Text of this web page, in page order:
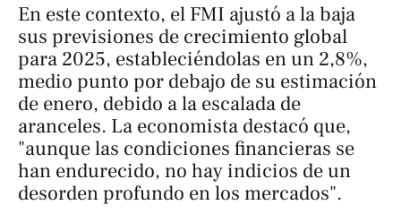
En este contexto, el FMI ajustó a la baja
sus previsiones de crecimiento global
para 2025, estableciéndolas en un 2,8%,
medio punto por debajo de su estimación
de enero, debido a la escalada de
aranceles. La economista destacó que,
"aunque las condiciones financieras se
han endurecido, no hay indicios de un
desorden profundo en los mercados".